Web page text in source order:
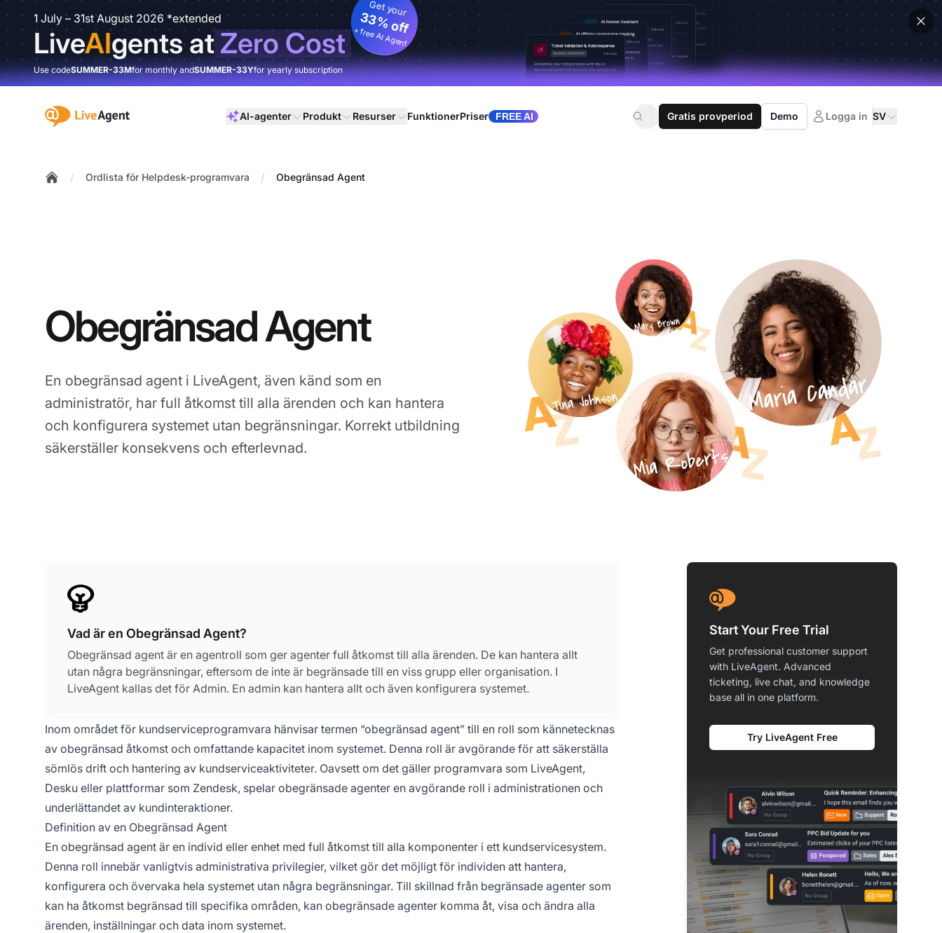
1 July – 31st August 2026 *extended
LiveAIgents atZero Cost
Get your
33% off
+ free AI Agent
Use codeSUMMER-33Mfor monthly andSUMMER-33Yfor yearly subscription
:site.title AI-agenter Produkt Resurser FunktionerPriser FREE AI Gratis provperiod Demo Logga in SV
/ Ordlista för Helpdesk-programvara / Obegränsad Agent
Obegränsad Agent
En obegränsad agent i LiveAgent, även känd som en
administratör, har full åtkomst till alla ärenden och kan hantera
och konfigurera systemet utan begränsningar. Korrekt utbildning
säkerställer konsekvens och efterlevnad.
Vad är en Obegränsad Agent?
Obegränsad agent är en agentroll som ger agenter full åtkomst till alla ärenden. De kan hantera allt
utan några begränsningar, eftersom de inte är begränsade till en viss grupp eller organisation. I
LiveAgent kallas det för Admin. En admin kan hantera allt och även konfigurera systemet.
Inom området för kundserviceprogramvara hänvisar termen “obegränsad agent” till en roll som kännetecknas
av obegränsad åtkomst och omfattande kapacitet inom systemet. Denna roll är avgörande för att säkerställa
sömlös drift och hantering av kundserviceaktiviteter. Oavsett om det gäller programvara som LiveAgent,
Desku eller plattformar som Zendesk, spelar obegränsade agenter en avgörande roll i administrationen och
underlättandet av kundinteraktioner.
Definition av en Obegränsad Agent
En obegränsad agent är en individ eller enhet med full åtkomst till alla komponenter i ett kundservicesystem.
Denna roll innebär vanligtvis administrativa privilegier, vilket gör det möjligt för individen att hantera,
konfigurera och övervaka hela systemet utan några begränsningar. Till skillnad från begränsade agenter som
kan ha åtkomst begränsad till specifika områden, kan obegränsade agenter komma åt, visa och ändra alla
ärenden, inställningar och data inom systemet.
Start Your Free Trial
Get professional customer support
with LiveAgent. Advanced
ticketing, live chat, and knowledge
base all in one platform.
Try LiveAgent Free